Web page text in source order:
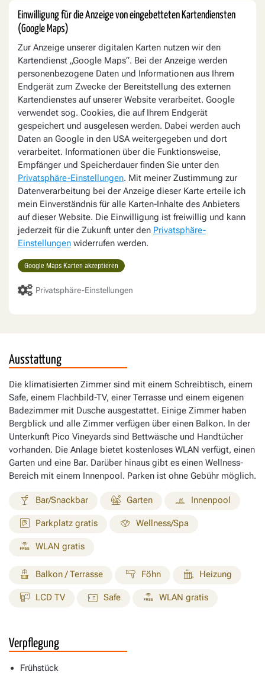
Einwilligung für die Anzeige von eingebetteten Kartendiensten
(Google Maps)
Zur Anzeige unserer digitalen Karten nutzen wir den
Kartendienst „Google Maps“. Bei der Anzeige werden
personenbezogene Daten und Informationen aus Ihrem
Endgerät zum Zwecke der Bereitstellung des externen
Kartendienstes auf unserer Website verarbeitet. Google
verwendet sog. Cookies, die auf Ihrem Endgerät
gespeichert und ausgelesen werden. Dabei werden auch
Daten an Google in den USA weitergegeben und dort
verarbeitet. Informationen über die Funktionsweise,
Empfänger und Speicherdauer finden Sie unter den
Privatsphäre-Einstellungen. Mit meiner Zustimmung zur
Datenverarbeitung bei der Anzeige dieser Karte erteile ich
mein Einverständnis für alle Karten-Inhalte des Anbieters
auf dieser Website. Die Einwilligung ist freiwillig und kann
jederzeit für die Zukunft unter den Privatsphäre-
Einstellungen widerrufen werden.
Google Maps Karten akzeptieren
Privatsphäre-Einstellungen
Ausstattung
Die klimatisierten Zimmer sind mit einem Schreibtisch, einem
Safe, einem Flachbild-TV, einer Terrasse und einem eigenen
Badezimmer mit Dusche ausgestattet. Einige Zimmer haben
Bergblick und alle Zimmer verfügen über einen Balkon. In der
Unterkunft Pico Vineyards sind Bettwäsche und Handtücher
vorhanden. Die Anlage bietet kostenloses WLAN verfügt, einen
Garten und eine Bar. Darüber hinaus gibt es einen Wellness-
Bereich mit einem Innenpool. Parken ist ohne Gebühr möglich.
Bar/Snackbar Garten Innenpool
Parkplatz gratis Wellness/Spa
WLAN gratis
Balkon / Terrasse Föhn Heizung
LCD TV Safe WLAN gratis
Verpflegung
Frühstück